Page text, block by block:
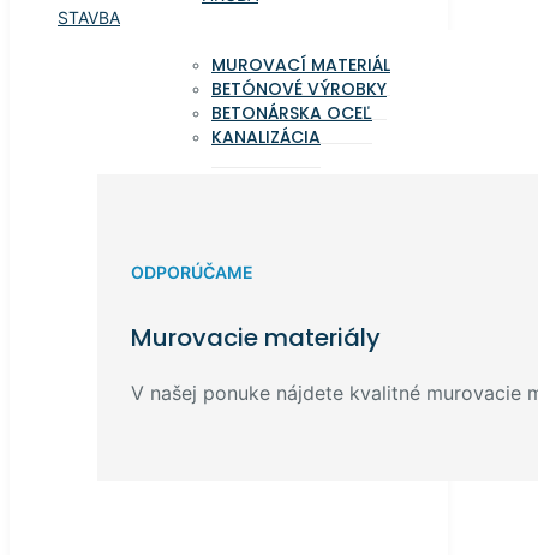
STAVBA
MUROVACÍ MATERIÁL
BETÓNOVÉ VÝROBKY
BETONÁRSKA OCEĽ
KANALIZÁCIA
ODPORÚČAME
Murovacie materiály
V našej ponuke nájdete kvalitné murovacie